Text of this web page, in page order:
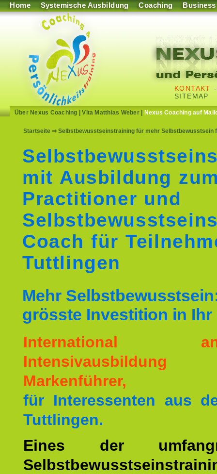
Home Systemische Ausbildung Coaching Business
KONTAKT
SITEMAP
Über Nexus Coaching |Vita Matthias Weber| Nexus Coaching auf
Startseite ⇒ Selbstbewusstseinstraining für mehr Selbstbewusstsein
mit Ausbildung
Practitioner und
Coach für
Tuttlingen
Mehr
grösste Investition in Ihr
International
Markenführer,
für Interessenten aus
Tuttlingen.
Eines der